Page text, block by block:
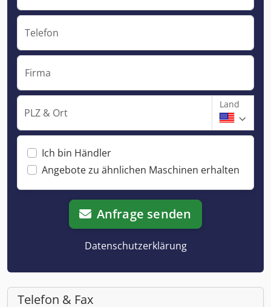
Telefon
Firma
PLZ & Ort
Land
Ich bin Händler
Angebote zu ähnlichen Maschinen erhalten
Anfrage senden
Datenschutzerklärung
Telefon & Fax